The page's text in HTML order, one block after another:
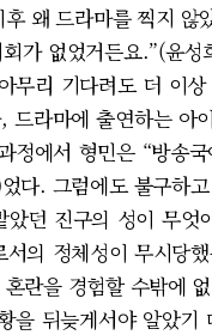
후 왜 드라마를 찍지
가 없었거든요.”(윤
무리 기다려도 더 이
드라마에 출연하는
정에서 형민은 “방송
다. 그럼에도 불구하
던 진구의 성이 무
의 정체성이 무시당
란을 경험할 수밖에
을 뒤늦게서야 알았기